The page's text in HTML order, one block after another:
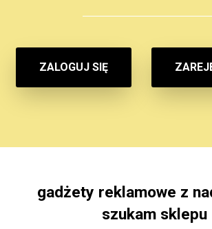
ZALOGUJ SIĘ
gadżety reklamowe z
szukam sklepu